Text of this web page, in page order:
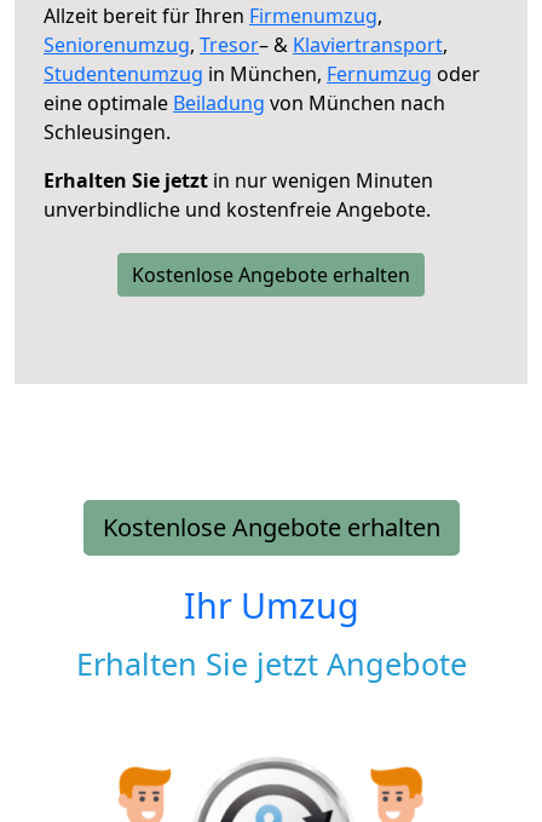
Allzeit bereit für Ihren Firmenumzug,
Seniorenumzug, Tresor– & Klaviertransport,
Studentenumzug in München, Fernumzug oder
eine optimale Beiladung von München nach
Schleusingen.
Erhalten Sie jetzt in nur wenigen Minuten
unverbindliche und kostenfreie Angebote.
Kostenlose Angebote erhalten
Kostenlose Angebote erhalten
Ihr Umzug
Erhalten Sie jetzt Angebote